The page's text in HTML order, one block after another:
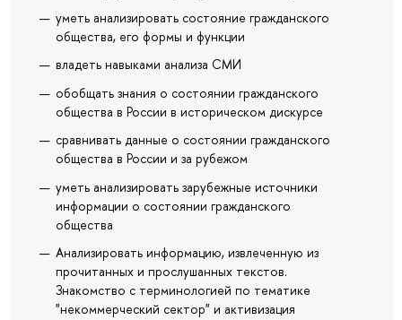
уметь анализировать состояние гражданского
общества, его формы и функции
владеть навыками анализа СМИ
обобщать знания о состоянии гражданского
общества в России в историческом дискурсе
сравнивать данные о состоянии гражданского
общества в России и за рубежом
уметь анализировать зарубежные источники
информации о состоянии гражданского
общества
Анализировать информацию, извлеченную из
прочитанных и прослушанных текстов.
Знакомство с терминологией по тематике
"некоммерческий сектор" и активизация